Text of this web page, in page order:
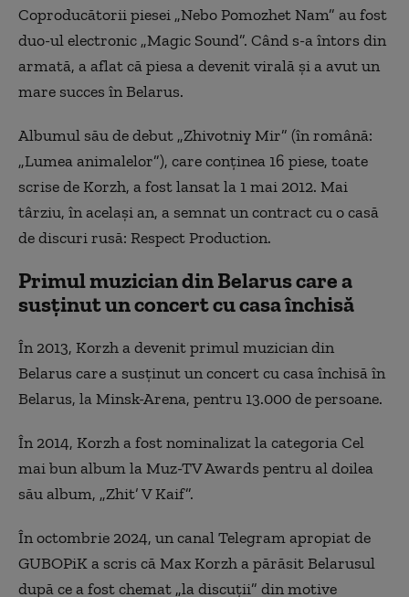
Coproducătorii piesei „Nebo Pomozhet Nam” au fost
duo-ul electronic „Magic Sound”. Când s-a întors din
armată, a aflat că piesa a devenit virală şi a avut un
mare succes în Belarus.
Albumul său de debut „Zhivotniy Mir” (în română:
„Lumea animalelor”), care conţinea 16 piese, toate
scrise de Korzh, a fost lansat la 1 mai 2012. Mai
târziu, în acelaşi an, a semnat un contract cu o casă
de discuri rusă: Respect Production.
Primul muzician din Belarus care a
susţinut un concert cu casa închisă
În 2013, Korzh a devenit primul muzician din
Belarus care a susţinut un concert cu casa închisă în
Belarus, la Minsk-Arena, pentru 13.000 de persoane.
În 2014, Korzh a fost nominalizat la categoria Cel
mai bun album la Muz-TV Awards pentru al doilea
său album, „Zhit’ V Kaif”.
În octombrie 2024, un canal Telegram apropiat de
GUBOPiK a scris că Max Korzh a părăsit Belarusul
după ce a fost chemat „la discuţii” din motive